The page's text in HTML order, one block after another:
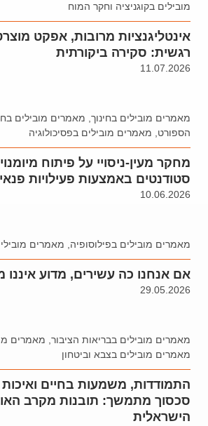
מובילים בקוגניציה וחקר המוח
אינטליגנציות מרובות, אפקט
רגשית: סקירה ביקורתית
11.07.2026
מאמרים מובילים בחינוך, מאמרים מובילים
הספורט, מאמרים מובילים בפסיכולוגיה
מחקר מעין-ניסויי על פיתוח
סטודנטים באמצעות פעילויות
10.06.2026
מאמרים מובילים בפילוסופיה, מאמרים
אם אנחנו כה עשירים, מדוע איננו
29.05.2026
מאמרים מובילים בבריאות הציבור, מאמרים
מאמרים מובילים בצבא וביטחון
התמודדות, משמעות בחיים
סכסוך מתמשך: תובנות מקרב
הישראלית